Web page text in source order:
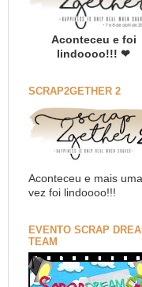
Aconteceu e foi
lindoooo!!! ❤
SCRAP2GETHER 2
Aconteceu e mais uma
vez foi lindoooo!!!
EVENTO SCRAP
TEAM